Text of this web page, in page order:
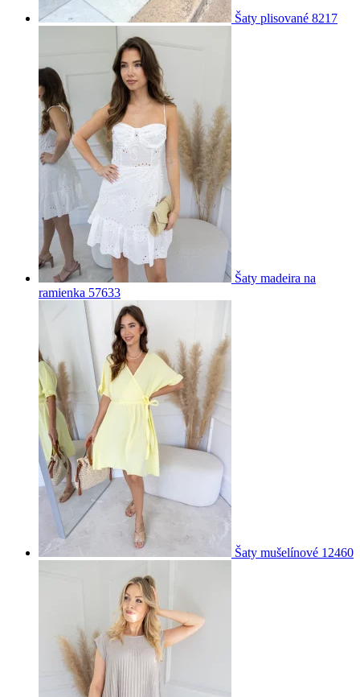
Šaty plisované 8217
Šaty madeira na
ramienka 57633
Šaty mušelínové 12460